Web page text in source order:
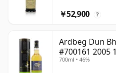
￥52,900 ?
Ardbeg Dun
#700161 2005
700ml • 46%